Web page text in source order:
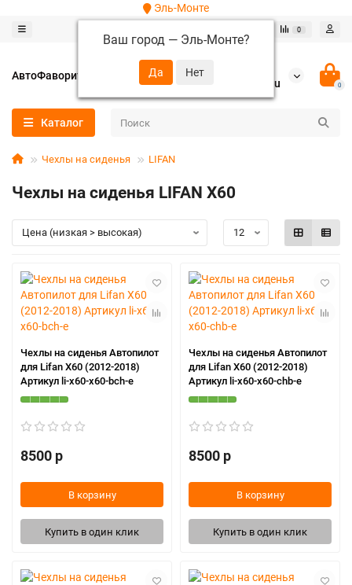
Эль-Монте
Ваш город — Эль-Монте?
0
АвтоФаворит
+7 (952) 288-64-62
autofavorit-spb@yandex.ru
0
Каталог
Чехлы на сиденья LIFAN
Чехлы на сиденья LIFAN X60
Чехлы на сиденья Автопилот
для Lifan X60 (2012-2018)
Артикул li-x60-x60-bch-e
8500 р
В корзину
Купить в один клик
Чехлы на сиденья Автопилот
для Lifan X60 (2012-2018)
Артикул li-x60-x60-chb-e
8500 р
В корзину
Купить в один клик